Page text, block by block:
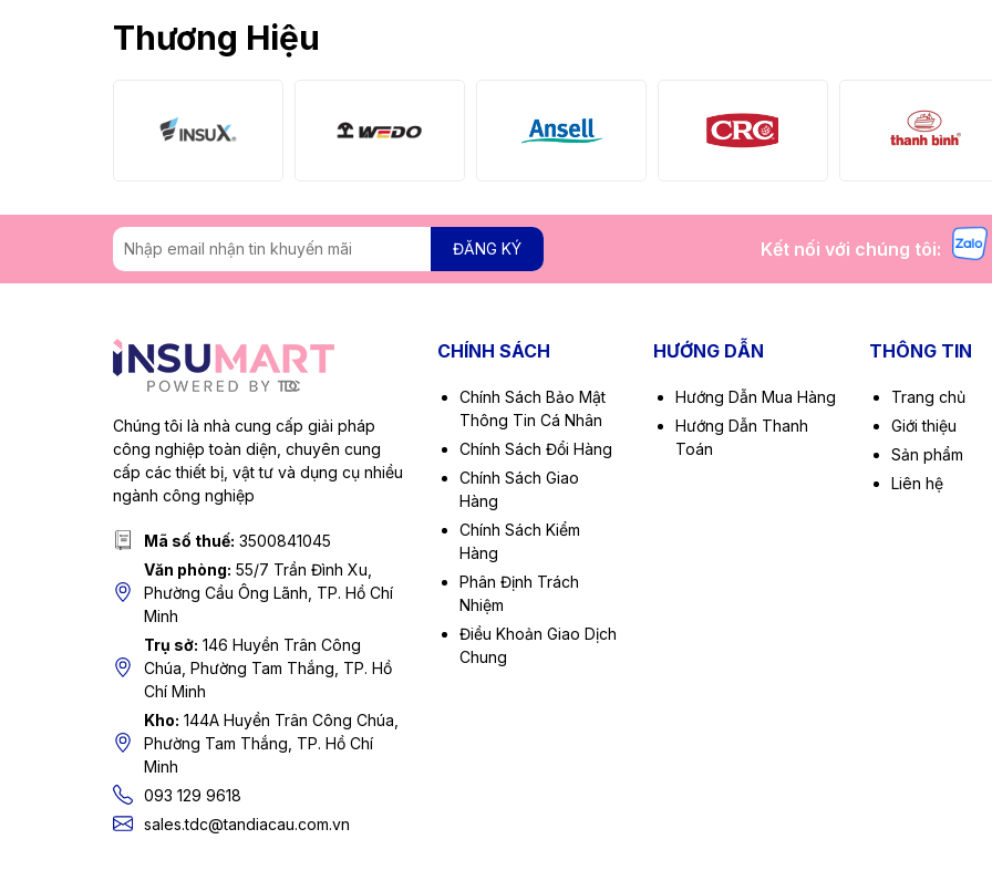
Thương Hiệu
ĐĂNG KÝ Kết nối với chúng tôi:
Chúng tôi là nhà cung cấp giải pháp
công nghiệp toàn diện, chuyên cung
cấp các thiết bị, vật tư và dụng cụ nhiều
ngành công nghiệp
Mã số thuế: 3500841045
Văn phòng: 55/7 Trần Đình Xu,
Phường Cầu Ông Lãnh, TP. Hồ Chí
Minh
Trụ sở: 146 Huyền Trân Công
Chúa, Phường Tam Thắng, TP. Hồ
Chí Minh
Kho: 144A Huyền Trân Công Chúa,
Phường Tam Thắng, TP. Hồ Chí
Minh
093 129 9618
sales.tdc@tandiacau.com.vn
CHÍNH SÁCH
Chính Sách Bảo Mật
Thông Tin Cá Nhân
Chính Sách Đổi Hàng
Chính Sách Giao
Hàng
Chính Sách Kiểm
Hàng
Phân Định Trách
Nhiệm
Điều Khoản Giao Dịch
Chung
HƯỚNG DẪN
Hướng Dẫn Mua Hàng
Hướng Dẫn Thanh
Toán
THÔNG TIN
Trang chủ
Giới thiệu
Sản phẩm
Liên hệ